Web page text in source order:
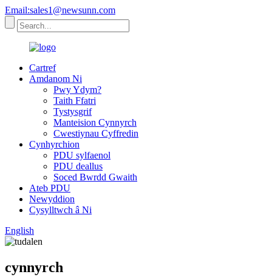
Email:sales1@newsunn.com
Cartref
Amdanom Ni
Pwy Ydym?
Taith Ffatri
Tystysgrif
Manteision Cynnyrch
Cwestiynau Cyffredin
Cynhyrchion
PDU sylfaenol
PDU deallus
Soced Bwrdd Gwaith
Ateb PDU
Newyddion
Cysylltwch â Ni
English
cynnyrch